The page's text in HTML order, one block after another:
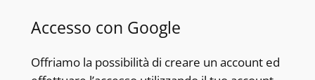
Accesso con Google
Offriamo la possibilità di creare un account ed